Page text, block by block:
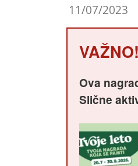
11/07/2023
VAŽNO!
Ova
Slične